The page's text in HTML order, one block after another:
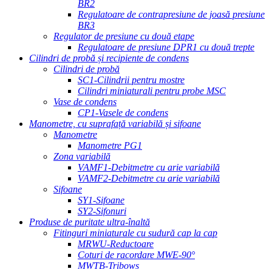
BR2
Regulatoare de contrapresiune de joasă presiune
BR3
Regulator de presiune cu două etape
Regulatoare de presiune DPR1 cu două trepte
Cilindri de probă și recipiente de condens
Cilindri de probă
SC1-Cilindrii pentru mostre
Cilindri miniaturali pentru probe MSC
Vase de condens
CP1-Vasele de condens
Manometre, cu suprafață variabilă și sifoane
Manometre
Manometre PG1
Zona variabilă
VAMF1-Debitmetre cu arie variabilă
VAMF2-Debitmetre cu arie variabilă
Sifoane
SY1-Sifoane
SY2-Sifonuri
Produse de puritate ultra-înaltă
Fitinguri miniaturale cu sudură cap la cap
MRWU-Reductoare
Coturi de racordare MWE-90°
MWTB-Tribows